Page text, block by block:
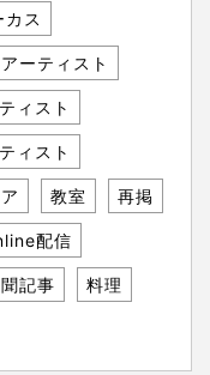
ス
ーティスト
ィスト
ィスト
教室 再掲
配信
記事 料理